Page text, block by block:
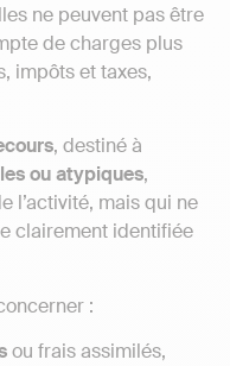
ne peuvent pas être
de charges plus
impôts et taxes,
, destiné à
ou atypiques,
l’activité, mais qui ne
clairement identifiée
:
ou frais assimilés,